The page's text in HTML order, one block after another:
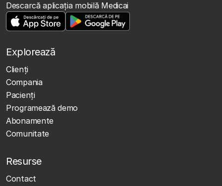
Descarcă aplicația mobilă Medicai
Explorează
Clienţi
Compania
Pacienți
Programează demo
Abonamente
Comunitate
Resurse
Contact